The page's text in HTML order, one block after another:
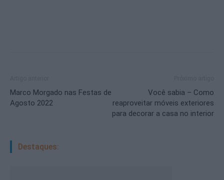
Marco Morgado nas Festas de
Agosto 2022
Você sabia – Como
reaproveitar móveis exteriores
para decorar a casa no interior
Destaques: